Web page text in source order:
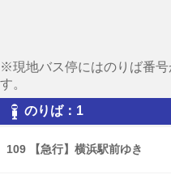
※現地バス停にはのりば番号
す。
のりば：1
109 【急行】横浜駅前ゆき